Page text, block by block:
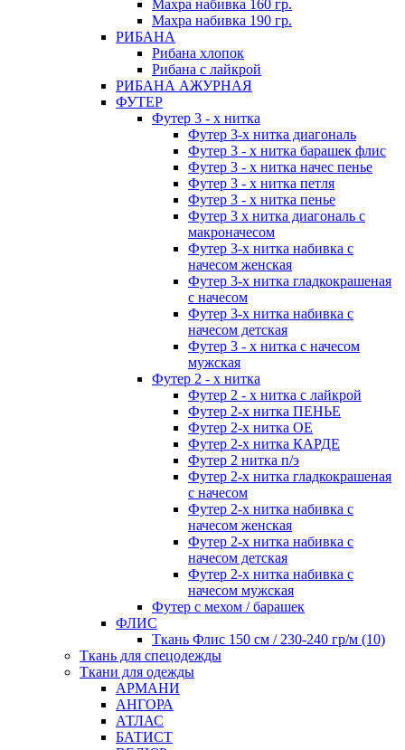
Махра набивка 160 гр.
Махра набивка 190 гр.
РИБАНА
Рибана хлопок
Рибана с лайкрой
РИБАНА АЖУРНАЯ
ФУТЕР
Футер 3 - х нитка
Футер 3-х нитка диагональ
Футер 3 - х нитка барашек флис
Футер 3 - х нитка начес пенье
Футер 3 - х нитка петля
Футер 3 - х нитка пенье
Футер 3 х нитка диагональ с
макроначесом
Футер 3-х нитка набивка с
начесом женская
Футер 3-х нитка гладкокрашеная
с начесом
Футер 3-х нитка набивка с
начесом детская
Футер 3 - х нитка с начесом
мужская
Футер 2 - х нитка
Футер 2 - х нитка с лайкрой
Футер 2-х нитка ПЕНЬЕ
Футер 2-х нитка ОЕ
Футер 2-х нитка КАРДЕ
Футер 2 нитка п/э
Футер 2-х нитка гладкокрашеная
с начесом
Футер 2-х нитка набивка с
начесом женская
Футер 2-х нитка набивка с
начесом детская
Футер 2-х нитка набивка с
начесом мужская
Футер с мехом / барашек
ФЛИС
Ткань Флис 150 см / 230-240 гр/м (10)
Ткань для спецодежды
Ткани для одежды
АРМАНИ
АНГОРА
АТЛАС
БАТИСТ